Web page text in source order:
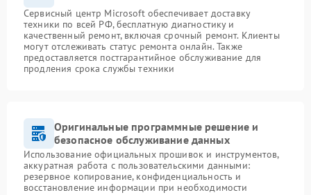
Сервисный центр Microsoft обеспечивает доставку
техники по всей РФ, бесплатную диагностику и
качественный ремонт, включая срочный ремонт. Клиенты
могут отслеживать статус ремонта онлайн. Также
предоставляется постгарантийное обслуживание для
продления срока службы техники
Оригинальные программные решение и
безопасное обслуживание данных
Использование официальных прошивок и инструментов,
аккуратная работа с пользовательскими данными:
резервное копирование, конфиденциальность и
восстановление информации при необходимости